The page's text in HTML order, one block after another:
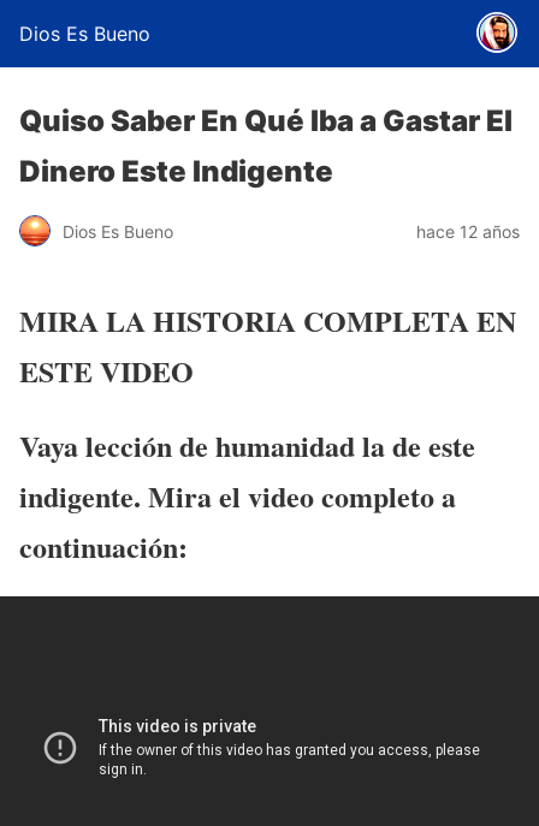
Dios Es Bueno
Quiso Saber En Qué Iba a Gastar El
Dinero Este Indigente
Dios Es Bueno hace 12 años
MIRA LA HISTORIA COMPLETA EN
ESTE VIDEO
Vaya lección de humanidad la de este
indigente. Mira el video completo a
continuación: